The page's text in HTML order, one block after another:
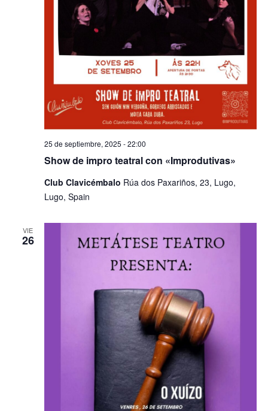
Show de impro teatral con «Improdutivas»
25 de septiembre, 2025 - 22:00
Club Clavicémbalo Rúa dos Paxariños, 23, Lugo,
Lugo, Spain
VIE
26